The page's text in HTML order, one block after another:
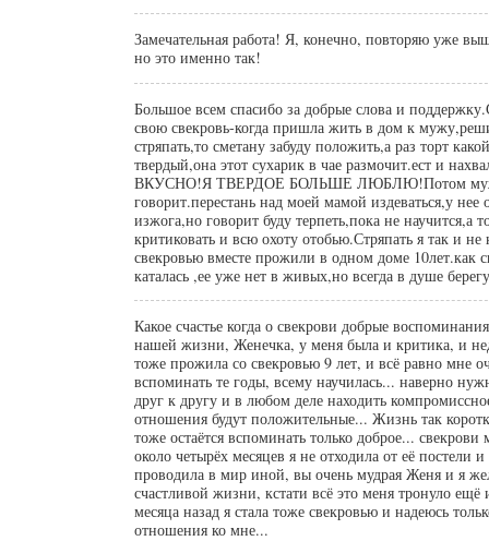
Замечательная работа! Я, конечно, повторяю уже
но это именно так!
Большое всем спасибо за добрые слова и
свою свекровь-когда пришла жить в дом к
стряпать,то сметану забуду положить,а раз торт
твердый,она этот сухарик в чае размочит.ест и
ВКУСНО!Я ТВЕРДОЕ БОЛЬШЕ ЛЮБЛЮ!Потом
говорит.перестань над моей мамой издеваться,у нее
изжога,но говорит буду терпеть,пока не научится,а
критиковать и всю охоту отобью.Стряпать я так и не
свекровью вместе прожили в одном доме 10лет.как
каталась ,ее уже нет в живых,но всегда в душе
Какое счастье когда о свекрови добрые
нашей жизни, Женечка, у меня была и критика, и
тоже прожила со свекровью 9 лет, и всё равно мне
вспоминать те годы, всему научилась... наверно
друг к другу и в любом деле находить
отношения будут положительные... Жизнь так
тоже остаётся вспоминать только доброе...
около четырёх месяцев я не отходила от её постели
проводила в мир иной, вы очень мудрая Женя и я
счастливой жизни, кстати всё это меня тронуло
месяца назад я стала тоже свекровью и надеюсь
отношения ко мне...